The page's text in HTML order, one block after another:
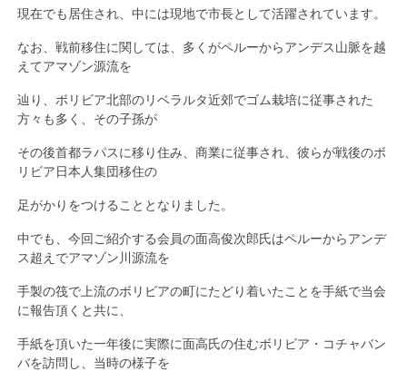
現在でも居住され、中には現地で市長として活躍されています。
なお、戦前移住に関しては、多くがペルーからアンデス山脈を越
えてアマゾン源流を
辿り、ボリビア北部のリベラルタ近郊でゴム栽培に従事された
方々も多く、その子孫が
その後首都ラパスに移り住み、商業に従事され、彼らが戦後のボ
リビア日本人集団移住の
足がかりをつけることとなりました。
中でも、今回ご紹介する会員の面高俊次郎氏はペルーからアンデ
ス超えでアマゾン川源流を
手製の筏で上流のボリビアの町にたどり着いたことを手紙で当会
に報告頂くと共に、
手紙を頂いた一年後に実際に面高氏の住むボリビア・コチャバン
バを訪問し、当時の様子を